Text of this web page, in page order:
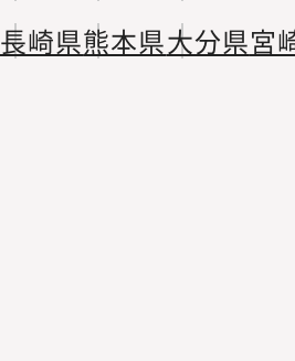
長崎県熊本県大分県宮